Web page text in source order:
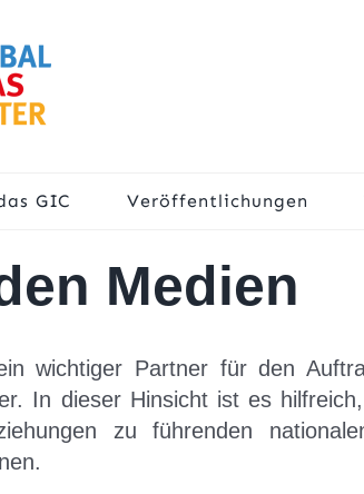
GIC Veröffentlichungen
Medien
wichtiger Partner für den
In dieser Hinsicht ist es
zu führenden